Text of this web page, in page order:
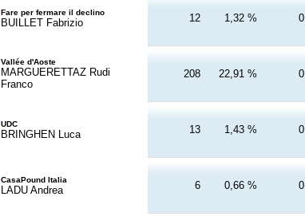
Fare per fermare il declino
BUILLET Fabrizio 12 1,32 % 0
Vallée d'Aoste
MARGUERETTAZ Rudi
Franco
208 22,91 % 0
UDC
BRINGHEN Luca 13 1,43 % 0
CasaPound Italia
LADU Andrea 6 0,66 % 0